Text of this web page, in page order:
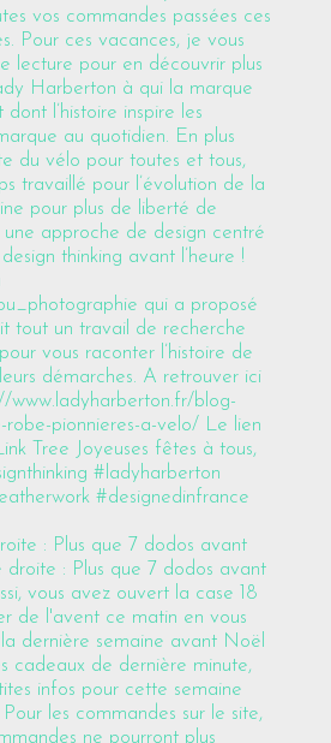
: Plus que 7 dodos avant